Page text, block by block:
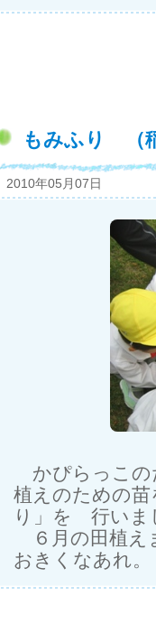
もみふり （
2010年05月07日
かぴらっこの
植えのための
り」を 行いま
６月の田植え
おきくなあれ。